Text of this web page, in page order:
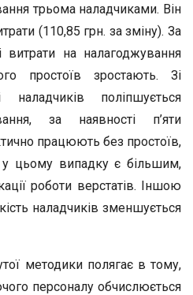
трьома наладчиками. Він
(110,85 грн. за зміну). За
витрати на налагоджування
простоїв зростають. Зі
наладчиків поліпшується
за наявності п’яти
працюють без простоїв,
у цьому випадку є більшим,
роботи верстатів. Іншою
наладчиків зменшується
методики полягає в тому,
персоналу обчислюється